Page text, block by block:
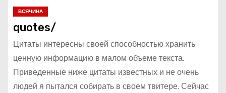
ВСЯЧИНА
quotes/
Цитаты интересны своей способностью хранить
ценную информацию в малом объеме текста.
Приведенные ниже цитаты известных и не очень
людей я пытался собирать в своем твитере. Сейчас